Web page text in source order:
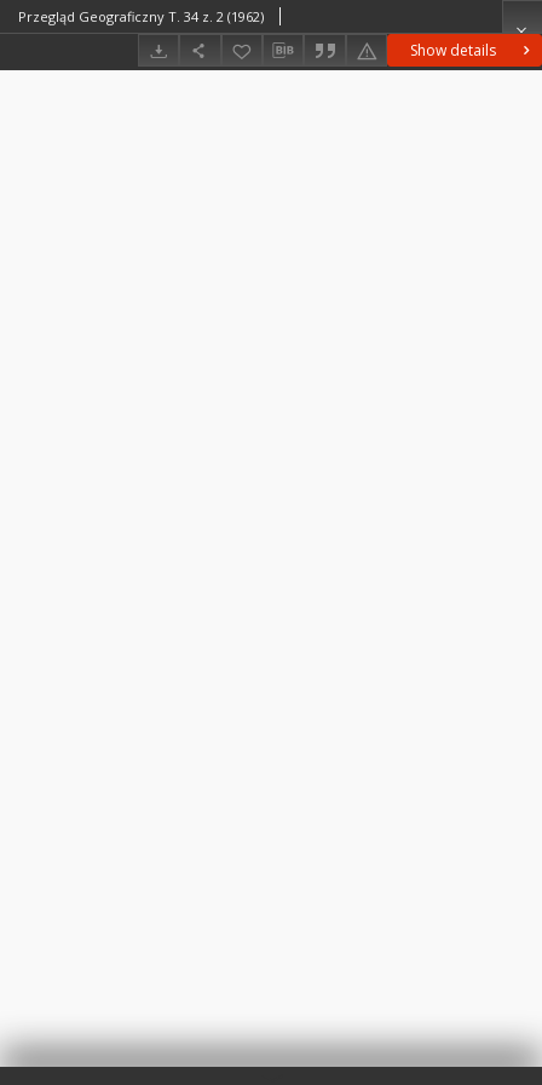
Show details
Przegląd Geograficzny T. 34 z. 2 (1962)